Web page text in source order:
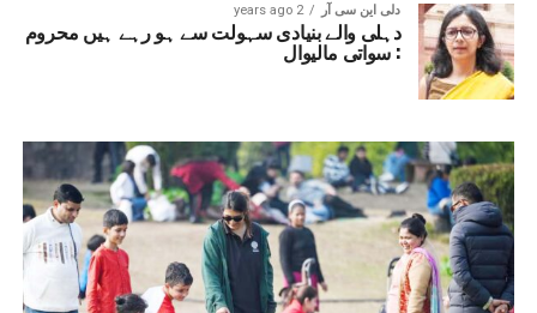
دلی این سی آر 2 years ago
دہلی والے بنیادی سہولت سے ہو رہے ہیں محروم
: سواتی مالیوال